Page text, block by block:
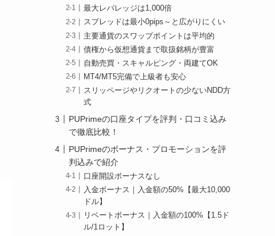
最大レバレッジは1,000倍
スプレッドは最小0pips～と広がりにくい
主要通貨のスワップポイントは平均的
債権から仮想通貨まで取扱銘柄が豊富
自動売買・スキャルピング・両建てOK
MT4/MT5完備で上級者も安心
スリッページやリクオートの少ないNDD方
式
PUPrimeの口座タイプを評判・口コミ込み
で徹底比較！
PUPrimeのボーナス・プロモーションを評
判込みで紹介
口座開設ボーナスなし
入金ボーナス｜入金額の50%【最大10,000
ドル】
リベートボーナス｜入金額の100%【1.5ド
ル/1ロット】